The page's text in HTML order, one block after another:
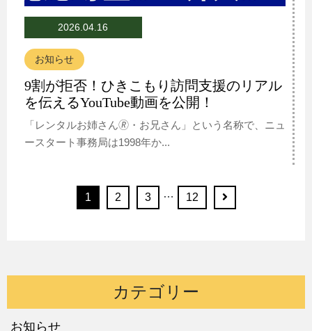
2026.04.16
お知らせ
9割が拒否！ひきこもり訪問支援のリアル
を伝えるYouTube動画を公開！
「レンタルお姉さん🄬・お兄さん」という名称で、ニュ
ースタート事務局は1998年か...
1 2 3 … 12
カテゴリー
お知らせ